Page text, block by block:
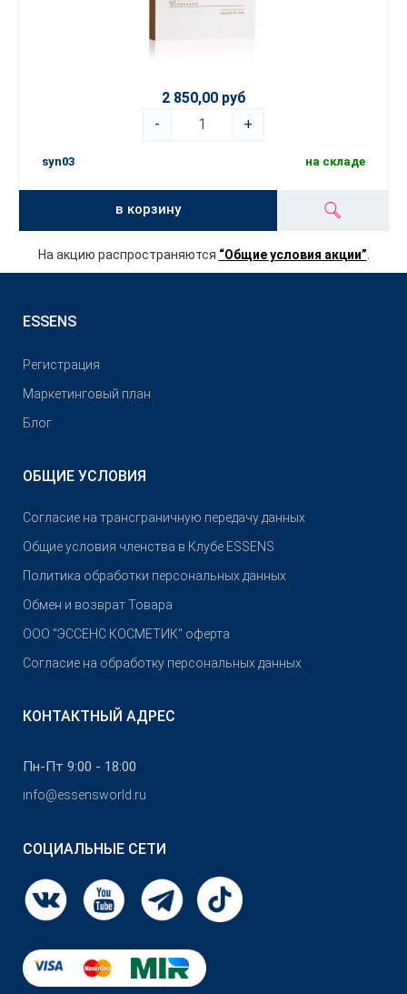
2 850,00 руб
-
+
syn03 на складе
в корзину
На акцию распространяются “Общие условия акции”
ESSENS
Pегистрация
Маркетинговый план
Блог
ОБЩИЕ УСЛОВИЯ
Согласие на трансграничную передачу данных
Общие условия членства в Клубе ESSENS
Политика обработки персональных данных
Обмен и возврат Товара
OOO "ЭССЕНС КОСМЕТИК" оферта
Согласие на обработку персональных данных
КОНТАКТНЫЙ АДРЕС
Пн-Пт 9:00 - 18:00
info@essensworld.ru
СОЦИАЛЬНЫЕ СЕТИ